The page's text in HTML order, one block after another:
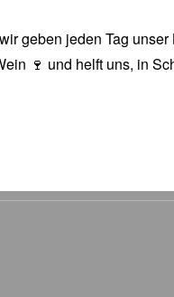
geben jeden Tag
🍷 und helft uns, in